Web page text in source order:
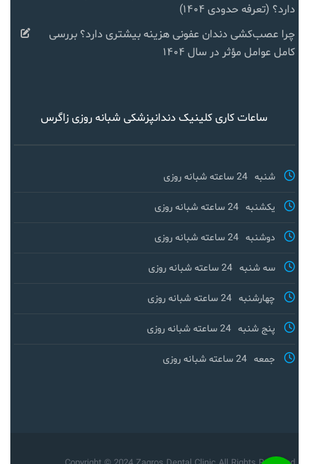
دارد؟ (تعرفه حدودی ۱۴۰۴)
چرا عصب‌کشی دندان عفونی هزینه بیشتری دارد؟ بررسی
کامل عوامل مؤثر در سال ۱۴۰۴
ساعات کاری کلینیک دندانپزشکی شبانه روزی زاگرس
شنبه 24 ساعته شبانه روزی
یکشنبه 24 ساعته شبانه روزی
دوشنبه 24 ساعته شبانه روزی
سه شنبه 24 ساعته شبانه روزی
چهارشنبه 24 ساعته شبانه روزی
پنج شنبه 24 ساعته شبانه روزی
جمعه 24 ساعته شبانه روزی